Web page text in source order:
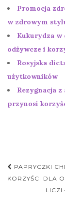
Promocja
w zdrowym
Kukurydza w
odżywcze i
Rosyjska
użytkowników
Rezygnacja
przynosi
postu
PAPRYCZKI
KORZYŚCI DLA
LICZI